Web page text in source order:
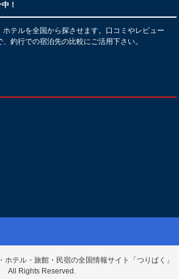
！
テルを全国から探させます。口コミやレビュー
釣行での宿泊先の比較にご活用下さい。
テル・旅館・民宿の全国情報サイト「つりぱく」
All Rights Reserved.